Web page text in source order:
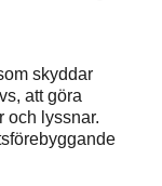
skyddar
att göra
och lyssnar.